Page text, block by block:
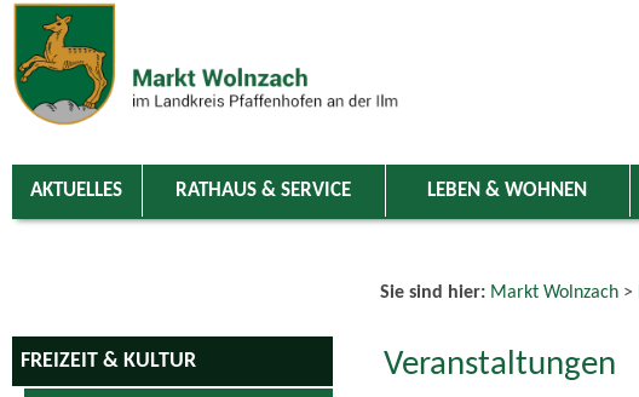
Zum Inhalt zur Navigation
AKTUELLES RATHAUS & SERVICE LEBEN & WOHNEN
FREIZEIT & KULTUR
Sie sind hier: Markt Wolnzach>
Veranstaltungen